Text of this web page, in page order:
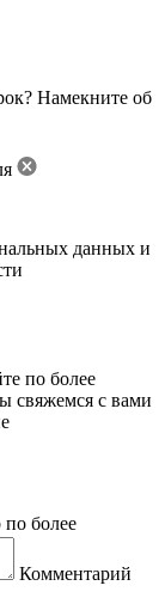
Намекните об
данных и
по более
свяжемся с вами
более
Комментарий